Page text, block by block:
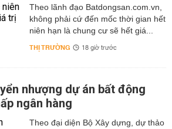
Theo lãnh đạo Batdongsan.com.vn,
không phải cứ đến mốc thời gian hết
niên hạn là chung cư sẽ hết giá...
THỊ TRƯỜNG 18 giờ trước
nhượng dự án bất động
ngân hàng
Theo đại diện Bộ Xây dựng, dự thảo